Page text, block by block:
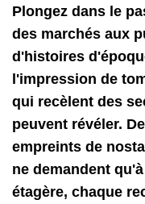
Plongez dans le
des marchés aux
d'histoires
l'impression de
qui recèlent des
peuvent révéler.
empreints de
ne demandent
étagère, chaque